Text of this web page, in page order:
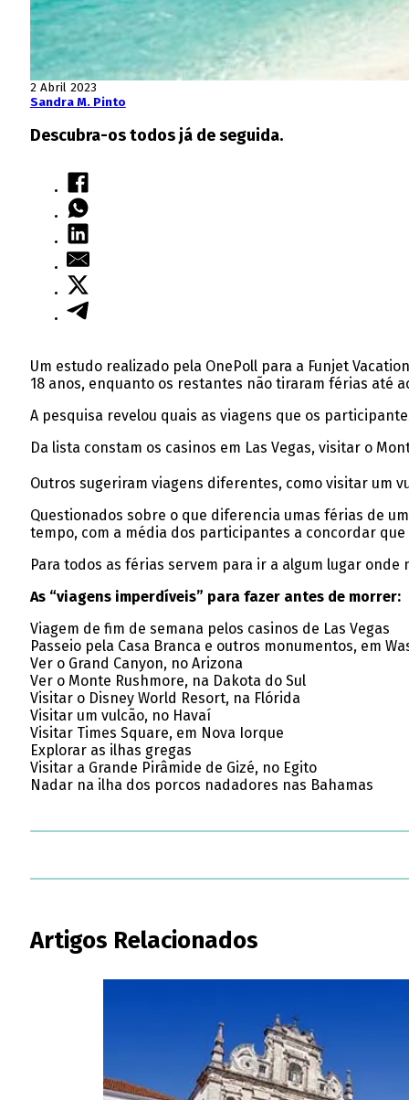
2 Abril 2023
Sandra M. Pinto
Descubra-os todos já de seguida.
Um estudo realizado pela OnePoll para a Funjet
18 anos, enquanto os restantes não tiraram férias até
A pesquisa revelou quais as viagens que os
Da lista constam os casinos em Las Vegas, visitar o
Outros sugeriram viagens diferentes, como visitar um
Questionados sobre o que diferencia umas férias de
tempo, com a média dos participantes a concordar
Para todos as férias servem para ir a algum lugar
As “viagens imperdíveis” para fazer antes de morrer:
Viagem de fim de semana pelos casinos de Las Vegas
Passeio pela Casa Branca e outros monumentos, em
Ver o Grand Canyon, no Arizona
Ver o Monte Rushmore, na Dakota do Sul
Visitar o Disney World Resort, na Flórida
Visitar um vulcão, no Havaí
Visitar Times Square, em Nova Iorque
Explorar as ilhas gregas
Visitar a Grande Pirâmide de Gizé, no Egito
Nadar na ilha dos porcos nadadores nas Bahamas
Artigos Relacionados